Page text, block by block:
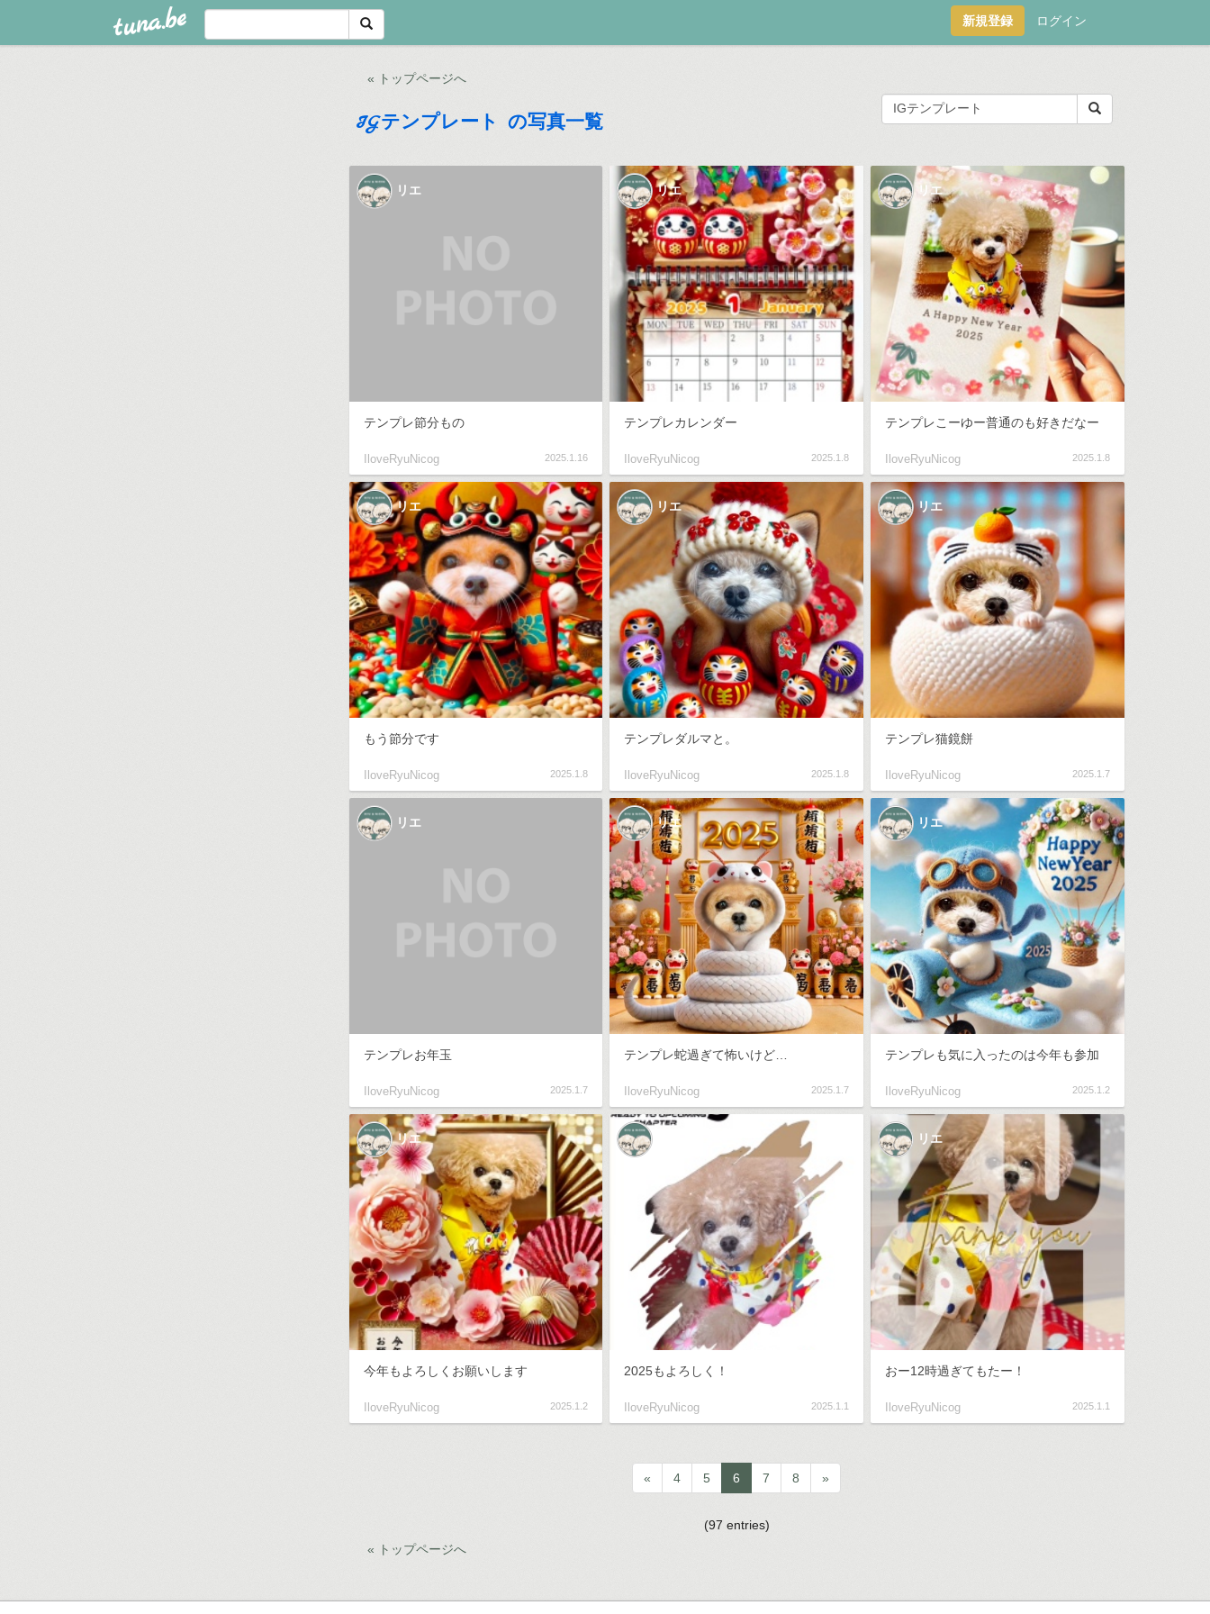
tuna.be 新規登録 ログイン
« トップページへ
IGテンプレート の写真一覧
リエ
テンプレ節分もの
IloveRyuNicog 2025.1.16
リエ
テンプレカレンダー
IloveRyuNicog 2025.1.8
リエ
テンプレこーゆー普通のも好きだなー
IloveRyuNicog 2025.1.8
リエ
もう節分です
IloveRyuNicog 2025.1.8
リエ
テンプレダルマと。
IloveRyuNicog 2025.1.8
リエ
テンプレ猫鏡餅
IloveRyuNicog 2025.1.7
リエ
テンプレお年玉
IloveRyuNicog 2025.1.7
リエ
テンプレ蛇過ぎて怖いけど…
IloveRyuNicog 2025.1.7
リエ
テンプレも気に入ったのは今年も参加
IloveRyuNicog 2025.1.2
リエ
今年もよろしくお願いします
IloveRyuNicog 2025.1.2
2025もよろしく！
IloveRyuNicog 2025.1.1
リエ
おー12時過ぎてもたー！
IloveRyuNicog 2025.1.1
« 4 5 6 7 8 »
(97 entries)
« トップページへ